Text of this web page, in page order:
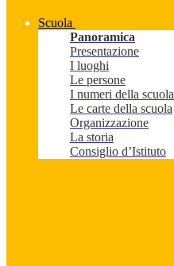
Scuola
Panoramica
Presentazione
I luoghi
Le persone
I numeri della scuola
Le carte della scuola
Organizzazione
La storia
Consiglio d’Istituto